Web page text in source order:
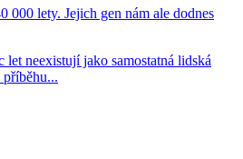
000 lety. Jejich gen nám ale dodnes
neexistují jako samostatná lidská
příběhu...